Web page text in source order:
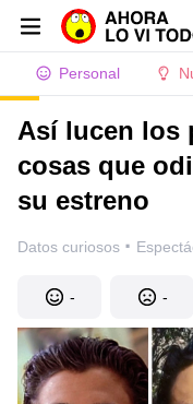
Personal
Así lucen los
cosas que
su estreno
Datos curiosos ·
- -